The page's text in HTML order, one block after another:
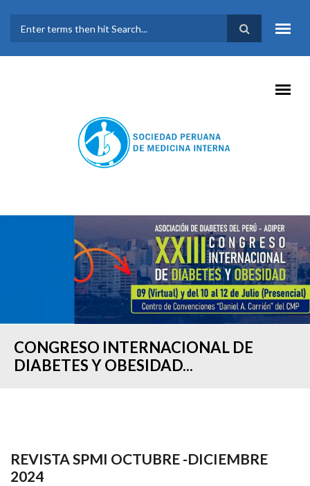
FORMULARIO DE
BÚSQUEDA
CONGRESO INTERNACIONAL DE
DIABETES Y OBESIDAD...
REVISTA SPMI OCTUBRE -DICIEMBRE
2024